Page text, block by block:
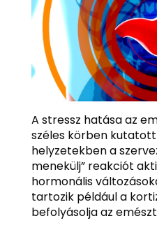
A stressz hatása az
széles körben
helyzetekben a
menekülj” reakciót
hormonális
tartozik például a
befolyásolja az